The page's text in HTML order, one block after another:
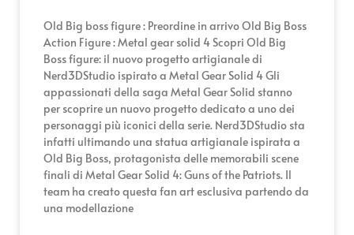
Old Big boss figure : Preordine in arrivo Old Big Boss
Action Figure : Metal gear solid 4 Scopri Old Big
Boss figure: il nuovo progetto artigianale di
Nerd3DStudio ispirato a Metal Gear Solid 4 Gli
appassionati della saga Metal Gear Solid stanno
per scoprire un nuovo progetto dedicato a uno dei
personaggi più iconici della serie. Nerd3DStudio sta
infatti ultimando una statua artigianale ispirata a
Old Big Boss, protagonista delle memorabili scene
finali di Metal Gear Solid 4: Guns of the Patriots. Il
team ha creato questa fan art esclusiva partendo da
una modellazione